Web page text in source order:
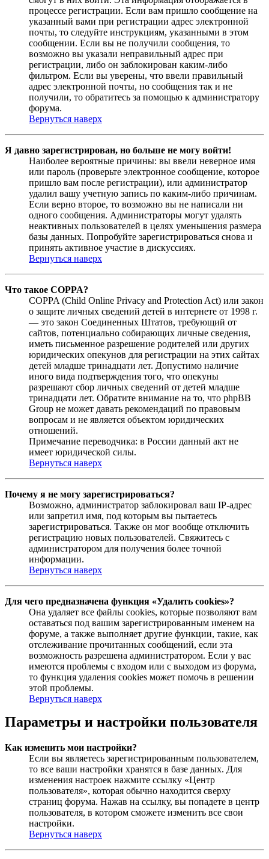
процессе регистрации. Если вам пришло сообщение на
указанный вами при регистрации адрес электронной
почты, то следуйте инструкциям, указанными в этом
сообщении. Если вы не получили сообщения, то
возможно вы указали неправильный адрес при
регистрации, либо он заблокирован каким-либо
фильтром. Если вы уверены, что ввели правильный
адрес электронной почты, но сообщения так и не
получили, то обратитесь за помощью к администратору
форума.
Вернуться наверх
Я давно зарегистрирован, но больше не могу войти!
Наиболее вероятные причины: вы ввели неверное имя
или пароль (проверьте электронное сообщение, которое
пришло вам после регистрации), или администратор
удалил вашу учетную запись по каким-либо причинам.
Если верно второе, то возможно вы не написали ни
одного сообщения. Администраторы могут удалять
неактивных пользователей в целях уменьшения размера
базы данных. Попробуйте зарегистрироваться снова и
принять активное участие в дискуссиях.
Вернуться наверх
Что такое COPPA?
COPPA (Child Online Privacy and Protection Act) или закон
о защите личных сведений детей в интернете от 1998 г.
— это закон Соединенных Штатов, требующий от
сайтов, потенциально собирающих личные сведения,
иметь письменное разрешение родителей или других
юридических опекунов для регистрации на этих сайтах
детей младше тринадцати лет. Допустимо наличие
иного вида подтверждения того, что опекуны
разрешают сбор личных сведений от детей младше
тринадцати лет. Обратите внимание на то, что phpBB
Group не может давать рекомендаций по правовым
вопросам и не является объектом юридических
отношений.
Примечание переводчика: в России данный акт не
имеет юридической силы.
Вернуться наверх
Почему я не могу зарегистрироваться?
Возможно, администратор заблокировал ваш IP-адрес
или запретил имя, под которым вы пытаетесь
зарегистрироваться. Также он мог вообще отключить
регистрацию новых пользователей. Свяжитесь с
администратором для получения более точной
информации.
Вернуться наверх
Для чего предназначена функция «Удалить cookies»?
Она удаляет все файлы cookies, которые позволяют вам
оставаться под вашим зарегистрированным именем на
форуме, а также выполняет другие функции, такие, как
отслеживание прочитанных сообщений, если эта
возможность разрешена администратором. Если у вас
имеются проблемы с входом или с выходом из форума,
то функция удаления cookies может помочь в решении
этой проблемы.
Вернуться наверх
Параметры и настройки пользователя
Как изменить мои настройки?
Если вы являетесь зарегистрированным пользователем,
то все ваши настройки хранятся в базе данных. Для
изменения настроек нажмите ссылку «Центр
пользователя», которая обычно находится сверху
страниц форума. Нажав на ссылку, вы попадете в центр
пользователя, в котором сможете изменить все свои
настройки.
Вернуться наверх